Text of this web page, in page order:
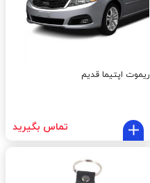
ریموت اپتیما قدیم
تماس بگیرید